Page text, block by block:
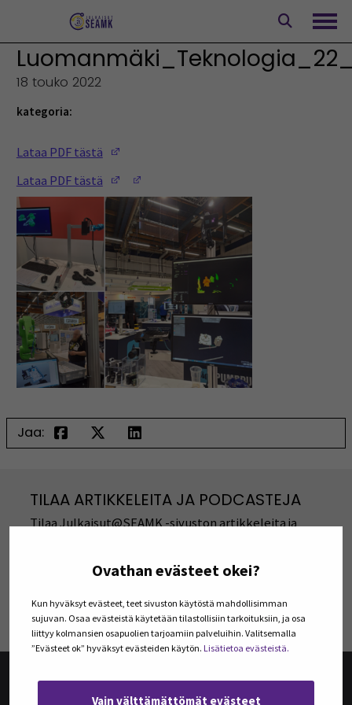
Ovathan evästeet okei?
Kun hyväksyt evästeet, teet sivuston käytöstä mahdollisimman
sujuvan. Osaa evästeistä käytetään tilastollisiin tarkoituksiin, ja osa
liittyy kolmansien osapuolien tarjoamiin palveluihin. Valitsemalla
”Evästeet ok” hyväksyt evästeiden käytön. Lisätietoa evästeistä.
Vain välttämättömät evästeet
18 touko 2022
kategoria:
Lataa PDF tästä
Lataa PDF tästä
(Opens in a new window)
Jaa:
TILAA ARTIKKELEITA JA PODCASTEJA
Tilaa Julkaisut@SEAMK -sivuston artikkeleita ja
kerran kuukaudessa.
TILAA UUTISKIRJEITÄ